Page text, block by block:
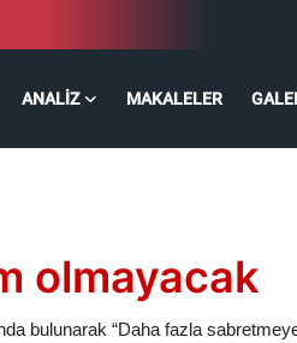
ANALIZ MAKALELER
olmayacak
bulunarak “Daha fazla